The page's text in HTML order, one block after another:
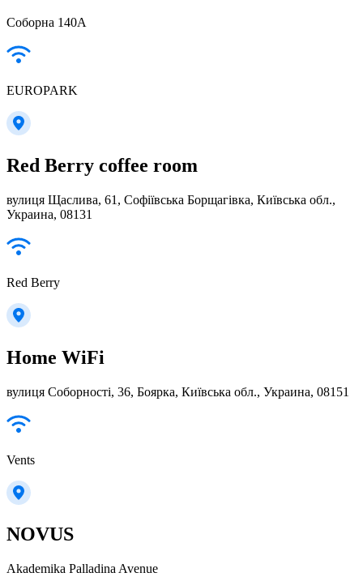
Соборна 140А
EUROPARK
Red Berry coffee room
вулиця Щаслива, 61, Софіївська Борщагівка, Київська обл.,
Украина, 08131
Red Berry
Home WiFi
вулиця Соборності, 36, Боярка, Київська обл., Украина, 08151
Vents
NOVUS
Akademika Palladina Avenue